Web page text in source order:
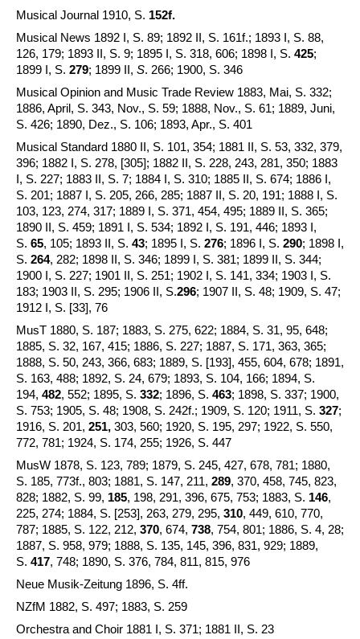
Musical Journal 1910, S. 152f.
Musical News 1892 I, S. 89; 1892 II, S. 161f.; 1893 I, S. 88,
126, 179; 1893 II, S. 9; 1895 I, S. 318, 606; 1898 I, S. 425;
1899 I, S. 279; 1899 II, S. 266; 1900, S. 346
Musical Opinion and Music Trade Review 1883, Mai, S. 332;
1886, April, S. 343, Nov., S. 59; 1888, Nov., S. 61; 1889, Juni,
S. 426; 1890, Dez., S. 106; 1893, Apr., S. 401
Musical Standard 1880 II, S. 101, 354; 1881 II, S. 53, 332, 379,
396; 1882 I, S. 278, [305]; 1882 II, S. 228, 243, 281, 350; 1883
I, S. 227; 1883 II, S. 7; 1884 I, S. 310; 1885 II, S. 674; 1886 I,
S. 201; 1887 I, S. 205, 266, 285; 1887 II, S. 20, 191; 1888 I, S.
103, 123, 274, 317; 1889 I, S. 371, 454, 495; 1889 II, S. 365;
1890 II, S. 459; 1891 I, S. 534; 1892 I, S. 191, 446; 1893 I,
S. 65, 105; 1893 II, S. 43; 1895 I, S. 276; 1896 I, S. 290; 1898 I,
S. 264, 282; 1898 II, S. 346; 1899 I, S. 381; 1899 II, S. 344;
1900 I, S. 227; 1901 II, S. 251; 1902 I, S. 141, 334; 1903 I, S.
183; 1903 II, S. 295; 1906 II, S.296; 1907 II, S. 48; 1909, S. 47;
1912 I, S. [33], 76
MusT 1880, S. 187; 1883, S. 275, 622; 1884, S. 31, 95, 648;
1885, S. 32, 167, 415; 1886, S. 227; 1887, S. 171, 363, 365;
1888, S. 50, 243, 366, 683; 1889, S. [193], 455, 604, 678; 1891,
S. 163, 488; 1892, S. 24, 679; 1893, S. 104, 166; 1894, S.
194, 482, 552; 1895, S. 332; 1896, S. 463; 1898, S. 337; 1900,
S. 753; 1905, S. 48; 1908, S. 242f.; 1909, S. 120; 1911, S. 327;
1916, S. 201, 251, 303, 560; 1920, S. 195, 297; 1922, S. 550,
772, 781; 1924, S. 174, 255; 1926, S. 447
MusW 1878, S. 123, 789; 1879, S. 245, 427, 678, 781; 1880,
S. 185, 773f., 803; 1881, S. 147, 211, 289, 370, 458, 745, 823,
828; 1882, S. 99, 185, 198, 291, 396, 675, 753; 1883, S. 146,
225, 274; 1884, S. [253], 263, 279, 295, 310, 449, 610, 770,
787; 1885, S. 122, 212, 370, 674, 738, 754, 801; 1886, S. 4, 28;
1887, S. 958, 979; 1888, S. 135, 145, 396, 831, 929; 1889,
S. 417, 748; 1890, S. 376, 784, 811, 815, 976
Neue Musik-Zeitung 1896, S. 4ff.
NZfM 1882, S. 497; 1883, S. 259
Orchestra and Choir 1881 I, S. 371; 1881 II, S. 23